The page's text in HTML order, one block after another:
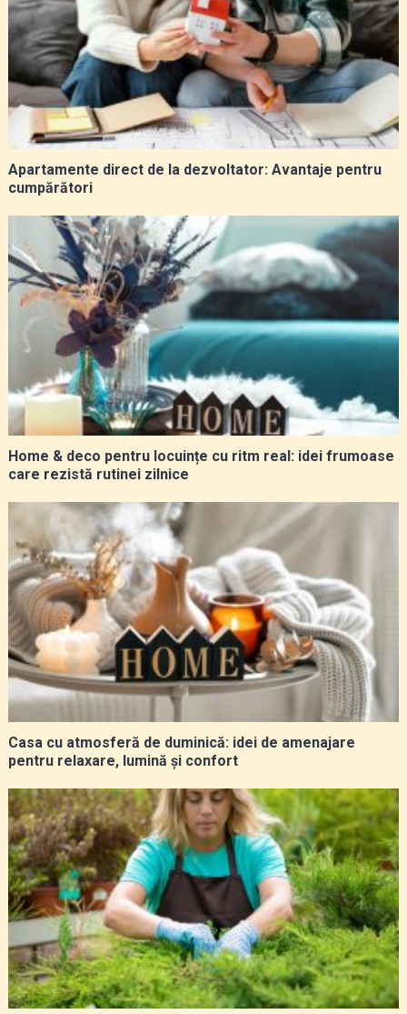
Apartamente direct de la dezvoltator: Avantaje pentru
cumpărători
Home & deco pentru locuințe cu ritm real: idei frumoase
care rezistă rutinei zilnice
Casa cu atmosferă de duminică: idei de amenajare
pentru relaxare, lumină și confort